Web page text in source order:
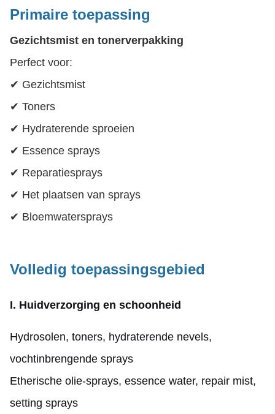
Primaire toepassing
Gezichtsmist en tonerverpakking
Perfect voor:
✔ Gezichtsmist
✔ Toners
✔ Hydraterende sproeien
✔ Essence sprays
✔ Reparatiesprays
✔ Het plaatsen van sprays
✔ Bloemwatersprays
Volledig toepassingsgebied
I. Huidverzorging en schoonheid
Hydrosolen, toners, hydraterende nevels,
vochtinbrengende sprays
Etherische olie-sprays, essence water, repair mist,
setting sprays